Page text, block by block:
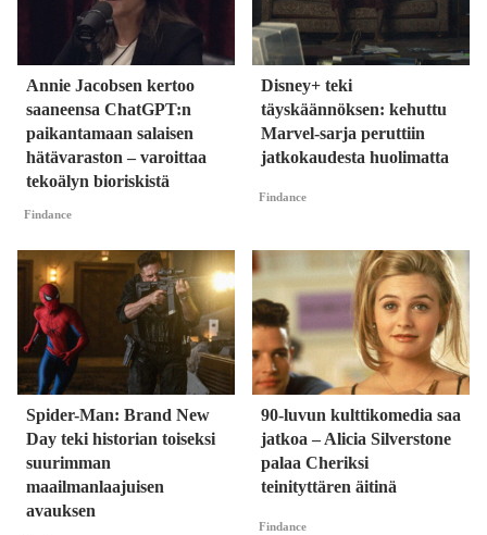
Annie Jacobsen kertoo
saaneensa ChatGPT:n
paikantamaan salaisen
hätävaraston – varoittaa
tekoälyn bioriskistä
Findance
Disney+ teki
täyskäännöksen: kehuttu
Marvel-sarja peruttiin
jatkokaudesta huolimatta
Findance
Spider-Man: Brand New
Day teki historian toiseksi
suurimman
maailmanlaajuisen
avauksen
90-luvun kulttikomedia saa
jatkoa – Alicia Silverstone
palaa Cheriksi
teinityttären äitinä
Findance